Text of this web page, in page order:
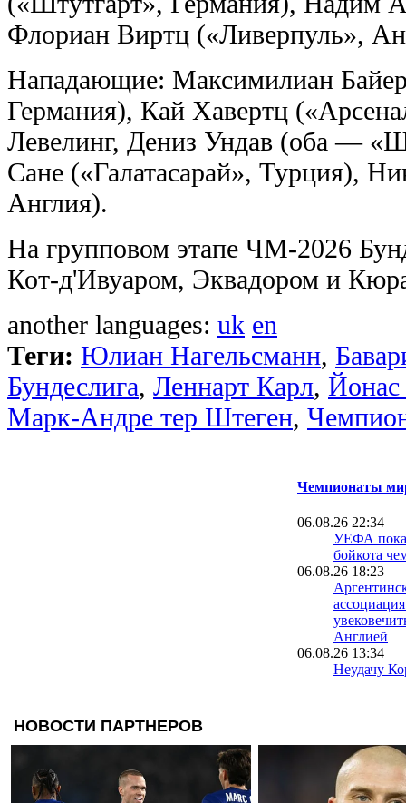
Флориан Виртц («Ливерпуль»,
Нападающие: Максимилиан
Германия), Кай Хавертц
Левелинг, Дениз Ундав (оба —
Сане («Галатасарай», Турция),
Англия).
На групповом этапе ЧМ-2026
Кот-д'Ивуаром, Эквадором и
another languages: uk en
Теги: Юлиан Нагельсманн,
Бундеслига, Леннарт Карл, Йонас
Марк-Андре тер Штеген,
Чемпионаты
06.08.26 22:34
УЕФА пока
бойкота
06.08.26 18:23
Англией
06.08.26 13:34
Неудачу
Испания
вместе с